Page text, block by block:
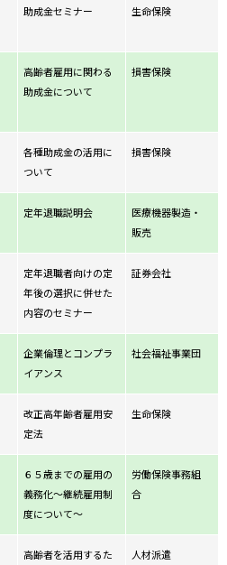
助成金セミナー 生命保険
高齢者雇用に関わる
助成金について
損害保険
各種助成金の活用に
ついて
損害保険
定年退職説明会
医療機器製造・
販売
定年退職者向けの定
年後の選択に併せた
内容のセミナー
証券会社
企業倫理とコンプラ
イアンス
社会福祉事業団
改正高年齢者雇用安
定法
生命保険
６５歳までの雇用の
義務化～継続雇用制
度について～
労働保険事務組
合
高齢者を活用するた
人材派遣